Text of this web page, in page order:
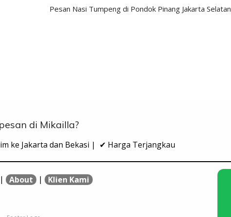
Pesan Nasi Tumpeng di Pondok Pinang Jakarta Selatan
di Mikailla?
ke Jakarta dan Bekasi | ✔ Harga Terjangkau
| About | Klien Kami